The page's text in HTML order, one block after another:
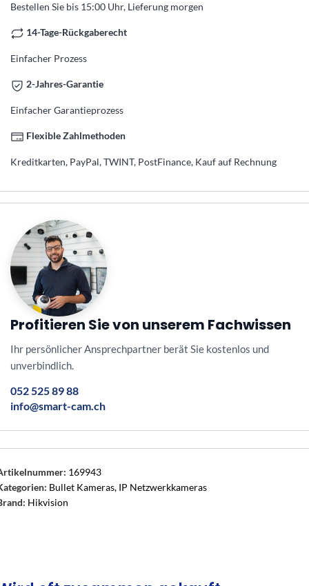
Bestellen Sie bis 15:00 Uhr, Lieferung morgen
14-Tage-Rückgaberecht
Einfacher Prozess
2-Jahres-Garantie
Einfacher Garantieprozess
Flexible Zahlmethoden
Kreditkarten, PayPal, TWINT, PostFinance, Kauf auf Rechnung
Profitieren Sie von unserem Fachwissen
Ihr persönlicher Ansprechpartner berät Sie kostenlos und
unverbindlich.
052 525 89 88
info@smart-cam.ch
169943
Bullet Kameras, IP Netzwerkkameras
Hikvision